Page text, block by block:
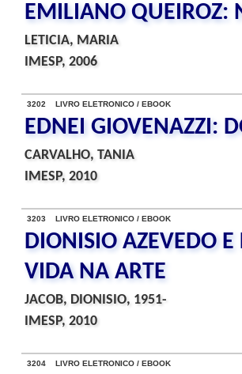
EMILIANO QUEIROZ:
LETICIA, MARIA
IMESP, 2006
3202 LIVRO ELETRONICO / EBOOK
EDNEI GIOVENAZZI:
CARVALHO, TANIA
IMESP, 2010
3203 LIVRO ELETRONICO / EBOOK
DIONISIO AZEVEDO
VIDA NA ARTE
JACOB, DIONISIO, 1951-
IMESP, 2010
3204 LIVRO ELETRONICO / EBOOK